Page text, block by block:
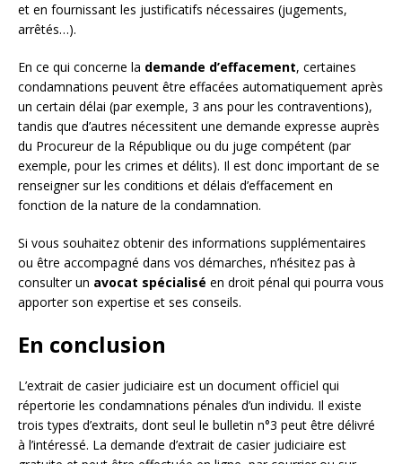
et en fournissant les justificatifs nécessaires (jugements,
arrêtés…).
En ce qui concerne la demande d’effacement, certaines
condamnations peuvent être effacées automatiquement après
un certain délai (par exemple, 3 ans pour les contraventions),
tandis que d’autres nécessitent une demande expresse auprès
du Procureur de la République ou du juge compétent (par
exemple, pour les crimes et délits). Il est donc important de se
renseigner sur les conditions et délais d’effacement en
fonction de la nature de la condamnation.
Si vous souhaitez obtenir des informations supplémentaires
ou être accompagné dans vos démarches, n’hésitez pas à
consulter un avocat spécialisé en droit pénal qui pourra vous
apporter son expertise et ses conseils.
En conclusion
L’extrait de casier judiciaire est un document officiel qui
répertorie les condamnations pénales d’un individu. Il existe
trois types d’extraits, dont seul le bulletin n°3 peut être délivré
à l’intéressé. La demande d’extrait de casier judiciaire est